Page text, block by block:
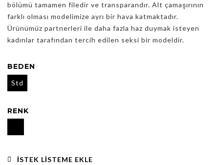
bölümü tamamen filedir ve transparandır. Alt çamaşırının
farklı olması modelimize ayrı bir hava katmaktadır.
Ürünümüz partnerleri ile daha fazla haz duymak isteyen
kadınlar tarafından tercih edilen seksi bir modeldir.
BEDEN
Std
RENK
İSTEK LISTEME EKLE